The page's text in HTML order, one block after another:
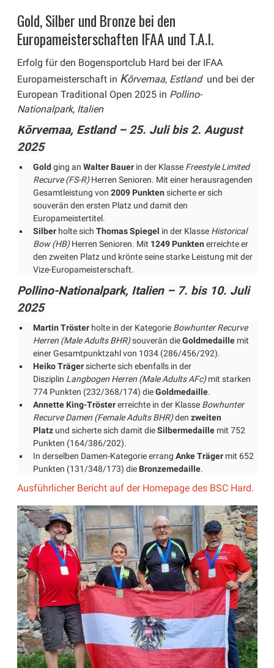
Gold, Silber und Bronze bei den
Europameisterschaften IFAA und T.A.I.
Erfolg für den Bogensportclub Hard bei der IFAA
Europameisterschaft in Kõrvemaa, Estland und bei der
European Traditional Open 2025 in Pollino-
Nationalpark, Italien
Kõrvemaa, Estland – 25. Juli bis 2. August
2025
Gold ging an Walter Bauerin der Klasse Freestyle Limited
Recurve (FS-R)Herren Senioren. Mit einer herausragenden
Gesamtleistung von 2009 Punkten sicherte er sich
souverän den ersten Platz und damit den
Europameistertitel.
Silberholte sich Thomas Spiegel in der Klasse Historical
Bow (HB)Herren Senioren. Mit 1249 Punkten erreichte er
den zweiten Platz und krönte seine starke Leistung mit der
Vize-Europameisterschaft.
Pollino-Nationalpark, Italien – 7. bis 10. Juli
2025
Martin Trösterholte in der Kategorie Bowhunter Recurve
Herren (Male Adults BHR)souverän dieGoldmedaillemit
einer Gesamtpunktzahl von 1034 (286/456/292).
Heiko Trägersicherte sich ebenfalls in der
Disziplin Langbogen Herren (Male Adults AFc)mit starken
774 Punkten (232/368/174) dieGoldmedaille.
Annette King-Tröstererreichte in der Klasse Bowhunter
Recurve Damen (Female Adults BHR)den zweiten
Platzund sicherte sich damit dieSilbermedaille mit 752
Punkten (164/386/202).
In derselben Damen-Kategorie errang Anke Trägermit 652
Punkten (131/348/173) die Bronzemedaille.
Ausführlicher Bericht auf der Homepage des BSC Hard.